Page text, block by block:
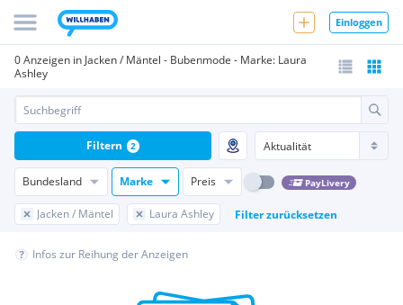
Einloggen
0 Anzeigen in Jacken / Mäntel - Bubenmode - Marke: Laura
Ashley
Bundesland Marke Preis PayLivery
Jacken / Mäntel Laura Ashley Filter zurücksetzen
Filtern 2
Infos zur Reihung der Anzeigen